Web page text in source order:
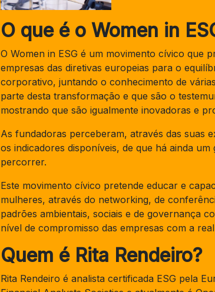
O que é o Women in
O Women in ESG é um movimento cívico que
empresas das diretivas europeias para o
corporativo, juntando o conhecimento de
parte desta transformação e que são o
mostrando que são igualmente inovadoras e
As fundadoras perceberam, através das suas
os indicadores disponíveis, de que há ainda
percorrer.
Este movimento cívico pretende educar e
mulheres, através do networking, de
padrões ambientais, sociais e de governança
nível de compromisso das empresas com a
Quem é Rita Rendeiro?
Rita Rendeiro é analista certificada ESG pela